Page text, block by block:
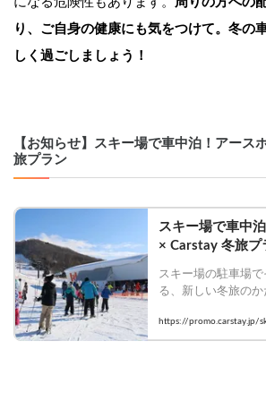
り、ご自身の健康にも気をつけて。冬の
しく過ごしましょう！
【お知らせ】スキー場で車中泊！アース
旅プラン
スキー場で車中
× Carstay 冬旅プ
スキー場の駐車場
る、新しい冬旅のか
を組み合わせること
滞在とリフト券の
https://promo.carstay.jp/